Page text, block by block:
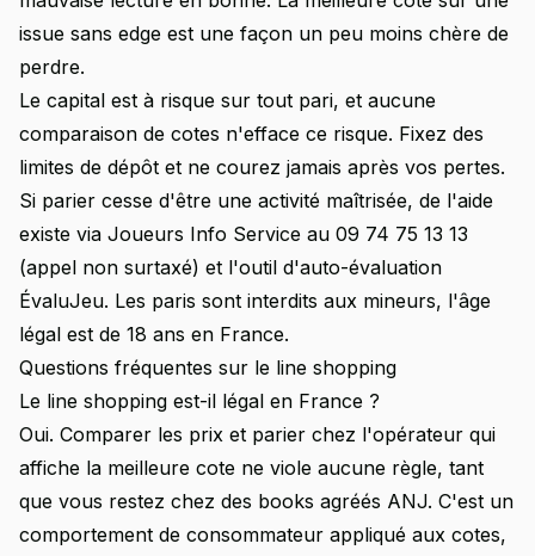
issue sans edge est une façon un peu moins chère de
perdre.
Le capital est à risque sur tout pari, et aucune
comparaison de cotes n'efface ce risque. Fixez des
limites de dépôt et ne courez jamais après vos pertes.
Si parier cesse d'être une activité maîtrisée, de l'aide
existe via Joueurs Info Service au 09 74 75 13 13
(appel non surtaxé) et l'outil d'auto-évaluation
ÉvaluJeu. Les paris sont interdits aux mineurs, l'âge
légal est de 18 ans en France.
Questions fréquentes sur le line shopping
Le line shopping est-il légal en France ?
Oui. Comparer les prix et parier chez l'opérateur qui
affiche la meilleure cote ne viole aucune règle, tant
que vous restez chez des books agréés ANJ. C'est un
comportement de consommateur appliqué aux cotes,